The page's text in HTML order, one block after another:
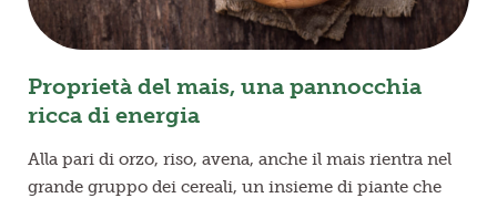
Proprietà del mais, una pannocchia
ricca di energia
Alla pari di orzo, riso, avena, anche il mais rientra nel
grande gruppo dei cereali, un insieme di piante che